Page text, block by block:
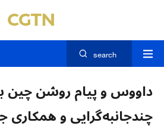
search
داووس و پیام روشن چین
چندجانبه‌گرایی و همکاری